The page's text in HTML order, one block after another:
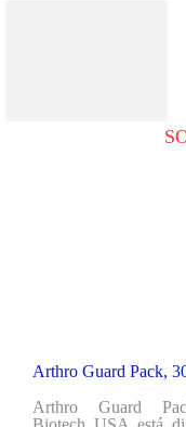
Arthro Guard Pack,
Arthro Guard